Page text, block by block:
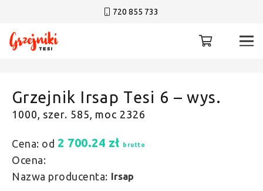
720 855 733
Grzejnik Irsap Tesi 6 – wys.
1000, szer. 585, moc 2326
Cena: od 2 700.24 zł brutto
Ocena:
Nazwa producenta: Irsap